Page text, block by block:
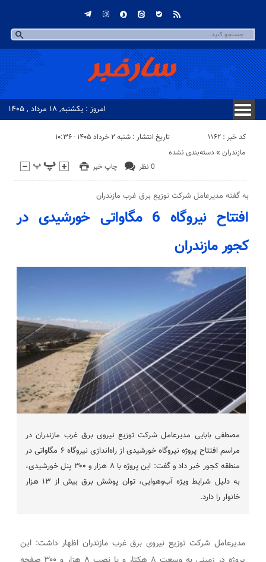
امروز : یکشنبه, ۱۸ مرداد , ۱۴۰۵
کد خبر : 1162 تاریخ انتشار : شنبه ۲ خرداد ۱۴۰۵ - ۱۰:۳۶
چاپ خبر 0 نظر
دسته‌بندی نشده « مازندران
به گفته مدیرعامل شرکت توزیع برق غرب مازندران
افتتاح نیروگاه 6 مگاواتی خورشیدی در
کجور مازندران
مصطفی بابایی مدیرعامل شرکت توزیع نیروی برق غرب مازندران در
مراسم افتتاح پروژه نیروگاه خورشیدی از راه‌اندازی نیروگاه ۶ مگاواتی در
منطقه کجور خبر داد و گفت: این پروژه با ۸ هزار و ۳۰۰ پنل خورشیدی،
به دلیل شرایط ویژه آب‌وهوایی، توان پوشش برق بیش از ۱۳ هزار
خانوار را دارد.
مدیرعامل شرکت توزیع نیروی برق غرب مازندران اظهار داشت: این